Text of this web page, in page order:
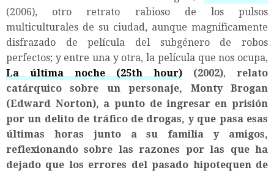
(2006), otro retrato rabioso de los pulsos
multiculturales de su ciudad, aunque magníficamente
disfrazado de película del subgénero de robos
perfectos; y entre una y otra, la película que nos ocupa,
La última noche (25th hour) (2002), relato
catárquico sobre un personaje, Monty Brogan
(Edward Norton), a punto de ingresar en prisión
por un delito de tráfico de drogas, y que pasa esas
últimas horas junto a su familia y amigos,
reflexionando sobre las razones por las que ha
dejado que los errores del pasado hipotequen de